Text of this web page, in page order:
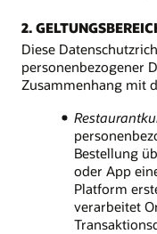
2.
Diese
personenbezogener
Zusammenhang mit
Bestellung
oder App
Platform
verarbeitet